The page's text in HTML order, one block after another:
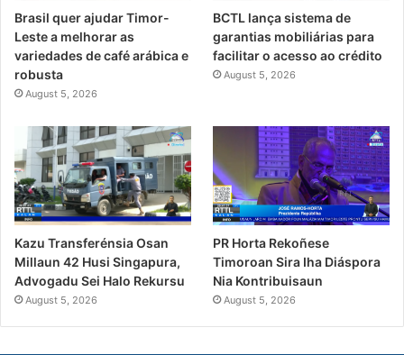
Brasil quer ajudar Timor-
Leste a melhorar as
variedades de café arábica e
robusta
August 5, 2026
BCTL lança sistema de
garantias mobiliárias para
facilitar o acesso ao crédito
August 5, 2026
Kazu Transferénsia Osan
Millaun 42 Husi Singapura,
Advogadu Sei Halo Rekursu
August 5, 2026
PR Horta Rekoñese
Timoroan Sira Iha Diáspora
Nia Kontribuisaun
August 5, 2026